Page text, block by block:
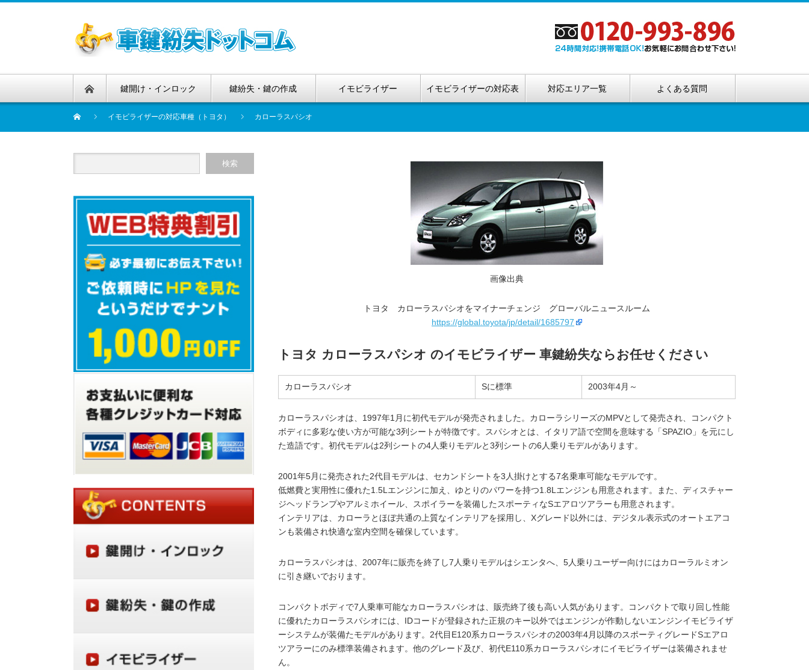
鍵開け・インロック 鍵紛失・鍵の作成 イモビライザー イモビライザーの対応表 対応エリア一覧 よくある質問
イモビライザーの対応車種（トヨタ） カローラスパシオ
画像出典
トヨタ カローラスパシオをマイナーチェンジ グローバルニュースルーム
https://global.toyota/jp/detail/1685797
トヨタ カローラスパシオ のイモビライザー 車鍵紛失ならお任せください
カローラスパシオ Sに標準 2003年4月～
カローラスパシオは、1997年1月に初代モデルが発売されました。カローラシリーズのMPVとして発売され、コンパクト
ボディに多彩な使い方が可能な3列シートが特徴です。スパシオとは、イタリア語で空間を意味する「SPAZIO」を元にし
た造語です。初代モデルは2列シートの4人乗りモデルと3列シートの6人乗りモデルがあります。
2001年5月に発売された2代目モデルは、セカンドシートを3人掛けとする7名乗車可能なモデルです。
低燃費と実用性に優れた1.5Lエンジンに加え、ゆとりのパワーを持つ1.8Lエンジンも用意されます。また、ディスチャー
ジヘッドランプやアルミホイール、スポイラーを装備したスポーティなSエアロツアラーも用意されます。
インテリアは、カローラとほぼ共通の上質なインテリアを採用し、Xグレード以外には、デジタル表示式のオートエアコ
ンも装備され快適な室内空間を確保しています。
カローラスパシオは、2007年に販売を終了し7人乗りモデルはシエンタへ、5人乗りユーザー向けにはカローラルミオン
に引き継いでおります。
コンパクトボディで7人乗車可能なカローラスパシオは、販売終了後も高い人気があります。コンパクトで取り回し性能
に優れたカローラスパシオには、IDコードが登録された正規のキー以外ではエンジンが作動しないエンジンイモビライザ
ーシステムが装備たモデルがあります。2代目E120系カローラスパシオの2003年4月以降のスポーティグレードSエアロ
ツアラーにのみ標準装備されます。他のグレード及び、初代E110系カローラスパシオにイモビライザーは装備されませ
ん。